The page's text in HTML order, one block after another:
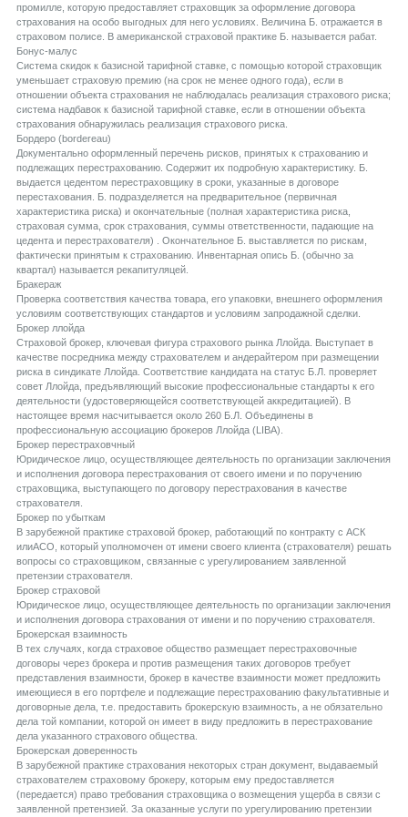
промилле, которую предоставляет страховщик за оформление договора
страхования на особо выгодных для него условиях. Величина Б. отражается в
страховом полисе. В американской страховой практике Б. называется рабат.
Бонус-малус
Система скидок к базисной тарифной ставке, с помощью которой страховщик
уменьшает страховую премию (на срок не менее одного года), если в
отношении объекта страхования не наблюдалась реализация страхового риска;
система надбавок к базисной тарифной ставке, если в отношении объекта
страхования обнаружилась реализация страхового риска.
Бордеро (bordereau)
Документально оформленный перечень рисков, принятых к страхованию и
подлежащих перестрахованию. Содержит их подробную характеристику. Б.
выдается цедентом перестраховщику в сроки, указанные в договоре
перестахования. Б. подразделяется на предварительное (первичная
характеристика риска) и окончательные (полная характеристика риска,
страховая сумма, срок страхования, суммы ответственности, падающие на
цедента и перестрахователя) . Окончательное Б. выставляется по рискам,
фактически принятым к страхованию. Инвентарная опись Б. (обычно за
квартал) называется рекапитуляцей.
Бракераж
Проверка соответствия качества товара, его упаковки, внешнего оформления
условиям соответствующих стандартов и условиям запродажной сделки.
Брокер ллойда
Страховой брокер, ключевая фигура страхового рынка Ллойда. Выступает в
качестве посредника между страхователем и андерайтером при размещении
риска в синдикате Ллойда. Соответствие кандидата на статус Б.Л. проверяет
совет Ллойда, предъявляющий высокие профессиональные стандарты к его
деятельности (удостоверяющейся соответствующей аккредитацией). В
настоящее время насчитывается около 260 Б.Л. Объединены в
профессиональную ассоциацию брокеров Ллойда (LIBA).
Брокер перестраховчный
Юридическое лицо, осуществляющее деятельность по организации заключения
и исполнения договора перестрахования от своего имени и по поручению
страховщика, выступающего по договору перестрахования в качестве
страхователя.
Брокер по убыткам
В зарубежной практике страховой брокер, работающий по контракту с АСК
илиАСО, который уполномочен от имени своего клиента (страхователя) решать
вопросы со страховщиком, связанные с урегулированием заявленной
претензии страхователя.
Брокер страховой
Юридическое лицо, осуществляющее деятельность по организации заключения
и исполнения договора страхования от имени и по поручению страхователя.
Брокерская взаимность
В тех случаях, когда страховое общество размещает перестраховочные
договоры через брокера и против размещения таких договоров требует
представления взаимности, брокер в качестве взаимности может предложить
имеющиеся в его портфеле и подлежащие перестрахованию факультативные и
договорные дела, т.е. предоставить брокерскую взаимность, а не обязательно
дела той компании, которой он имеет в виду предложить в перестрахование
дела указанного страхового общества.
Брокерская доверенность
В зарубежной практике страхования некоторых стран документ, выдаваемый
страхователем страховому брокеру, которым ему предоставляется
(передается) право требования страховщика о возмещения ущерба в связи с
заявленной претензией. За оказанные услуги по урегулированию претензии